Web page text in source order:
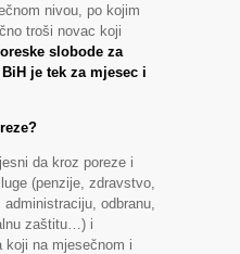
nivou, po kojim
troši novac koji
slobode za
je tek za mjesec i
da kroz poreze i
(penzije, zdravstvo,
odbranu,
zaštitu…) i
koji na mjesečnom i